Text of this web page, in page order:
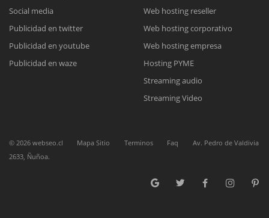
Nuestros ejecutivos le enviarán un correo electrónico con el enlace a
Cotización
Complete el formulario y nos contactaremos a la brevedad.
Chat Online
Todos nuestros ejecutivos están fuera de línea. Complete el formulario
para enviarnos un correo electrónico con sus datos personales.
Social media
Publicidad en twitter
Publicidad en youtube
Publicidad en waze
Web hosting reseller
Web hosting corporativo
Web hosting empresa
Hosting PYME
Streaming audio
Streaming Video
© 2026 webseo.cl Mapa Sitio Terminos Faq
Av. Pedro de Valdivia
2633, Ñuñoa.